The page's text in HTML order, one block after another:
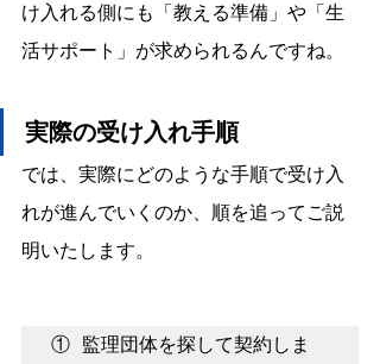
け入れる側にも「教える準備」や「生
活サポート」が求められるんですね。
実際の受け入れ手順
では、実際にどのような手順で受け入
れが進んでいくのか、順を追ってご説
明いたします。
① 監理団体を探して契約しま